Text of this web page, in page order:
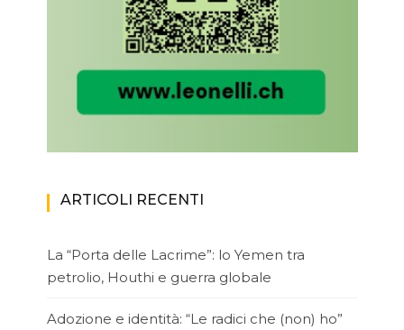
ARTICOLI RECENTI
La “Porta delle Lacrime”: lo Yemen tra
petrolio, Houthi e guerra globale
Adozione e identità: “Le radici che (non) ho”